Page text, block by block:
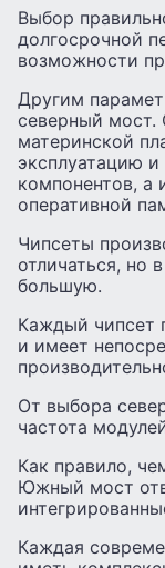
Выбор
долгосрочной
возможности
Другим
северный мост.
материнской
эксплуатацию
компонентов, а
оперативной
Чипсеты
отличаться, но
большую.
Каждый чипсет
и имеет
От выбора
частота
Как правило,
Южный мост
Каждая